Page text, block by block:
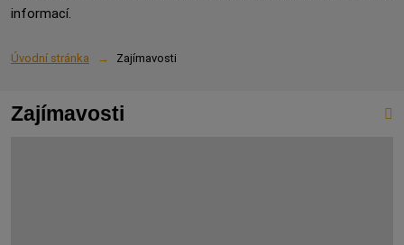
informací.
Úvodní stránka Zajímavosti
Zajímavosti